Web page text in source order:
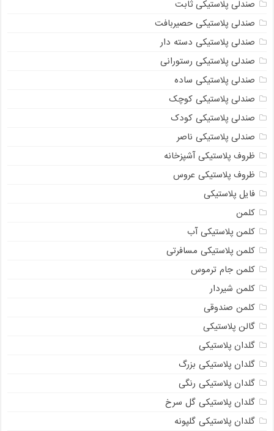
صندلی پلاستیکی ثابت
صندلی پلاستیکی حصیربافت
صندلی پلاستیکی دسته دار
صندلی پلاستیکی رستورانی
صندلی پلاستیکی ساده
صندلی پلاستیکی کوچک
صندلی پلاستیکی کودک
صندلی پلاستیکی ناصر
ظروف پلاستیکی آشپزخانه
ظروف پلاستیکی عروس
فایل پلاستیکی
کلمن
کلمن پلاستیکی آب
کلمن پلاستیکی مسافرتی
کلمن جام ترموس
کلمن شیردار
کلمن صندوقی
گالن پلاستیکی
گلدان پلاستیکی
گلدان پلاستیکی بزرگ
گلدان پلاستیکی رنگی
گلدان پلاستیکی گل سرخ
گلدان پلاستیکی گلپونه